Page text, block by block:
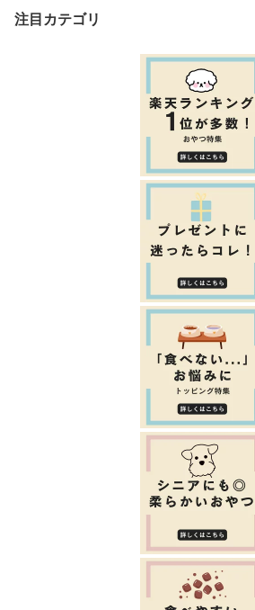
注目カテゴリ